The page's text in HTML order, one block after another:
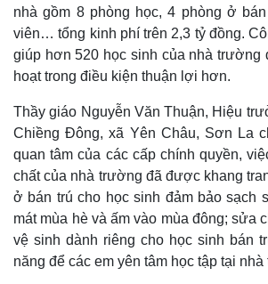
nhà gồm 8 phòng học, 4 phòng ở
viên… tổng kinh phí trên 2,3 tỷ đồng.
giúp hơn 520 học sinh của nhà trường
hoạt trong điều kiện thuận lợi hơn.
Thầy giáo Nguyễn Văn Thuận, Hiệu
Chiềng Đông, xã Yên Châu, Sơn La
quan tâm của các cấp chính quyền,
chất của nhà trường đã được khang
ở bán trú cho học sinh đảm bảo sạch
mát mùa hè và ấm vào mùa đông; sửa
vệ sinh dành riêng cho học sinh bán
năng để các em yên tâm học tập tại